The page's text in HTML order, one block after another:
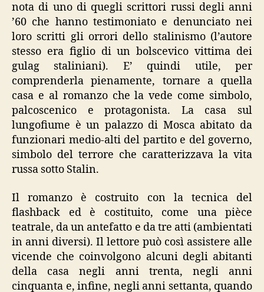
nota di uno di quegli scrittori russi degli anni
’60 che hanno testimoniato e denunciato nei
loro scritti gli orrori dello stalinismo (l’autore
stesso era figlio di un bolscevico vittima dei
gulag staliniani). E’ quindi utile, per
comprenderla pienamente, tornare a quella
casa e al romanzo che la vede come simbolo,
palcoscenico e protagonista. La casa sul
lungofiume è un palazzo di Mosca abitato da
funzionari medio-alti del partito e del governo,
simbolo del terrore che caratterizzava la vita
russa sotto Stalin.
Il romanzo è costruito con la tecnica del
flashback ed è costituito, come una pièce
teatrale, da un antefatto e da tre atti (ambientati
in anni diversi). Il lettore può così assistere alle
vicende che coinvolgono alcuni degli abitanti
della casa negli anni trenta, negli anni
cinquanta e, infine, negli anni settanta, quando